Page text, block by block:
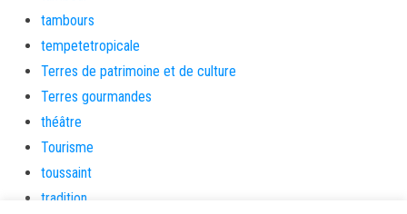
tambours
tempetetropicale
Terres de patrimoine et de culture
Terres gourmandes
théâtre
Tourisme
toussaint
tradition